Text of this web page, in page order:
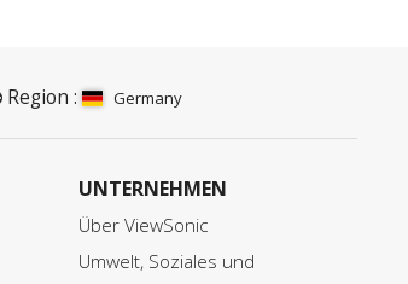
Region : Germany
UNTERNEHMEN
Über ViewSonic
Umwelt, Soziales und